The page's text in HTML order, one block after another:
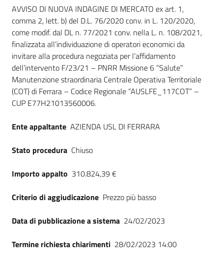
site
Seguici
su
Dati del bando
AVVISO DI NUOVA INDAGINE DI MERCATO ex art. 1,
comma 2, lett. b) del D.L. 76/2020 conv. in L. 120/2020,
come modif. dal DL n. 77/2021 conv. nella L. n. 108/2021,
finalizzata all’individuazione di operatori economici da
invitare alla procedura negoziata per l’affidamento
dell’intervento F/23/21 – PNRR Missione 6 “Salute”
Manutenzione straordinaria Centrale Operativa Territoriale
(COT) di Ferrara – Codice Regionale “AUSLFE_117COT” –
CUP E77H21013560006.
Ente appaltante AZIENDA USL DI FERRARA
Stato procedura Chiuso
Importo appalto 310.824,39 €
Criterio di aggiudicazione Prezzo più basso
Data di pubblicazione a sistema 24/02/2023
Termine richiesta chiarimenti 28/02/2023 14:00